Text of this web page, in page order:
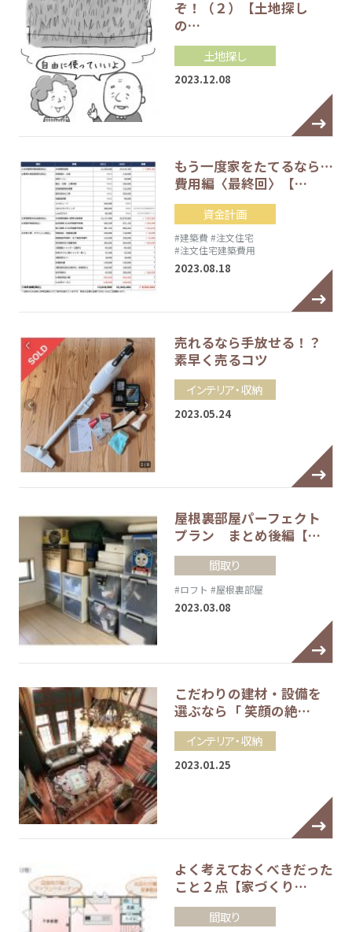
ぞ！（２）【土地探し
の…
土地探し
2023.12.08
もう一度家をたてるなら…
費用編〈最終回〉【…
資金計画
#建築費 #注文住宅
#注文住宅建築費用
2023.08.18
売れるなら手放せる！？
素早く売るコツ
インテリア・収納
2023.05.24
屋根裏部屋パーフェクト
プラン まとめ後編【…
間取り
#ロフト #屋根裏部屋
2023.03.08
こだわりの建材・設備を
選ぶなら「 笑顔の絶…
インテリア・収納
2023.01.25
よく考えておくべきだった
こと２点【家づくり…
間取り